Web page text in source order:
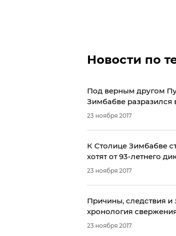
Новости по
​Под верным другом
Зимбабве разразился
23 ноября 2017
К Столице Зимбабве
хотят от 93-летнего
23 ноября 2017
Причины, следствия и
хронология
23 ноября 2017